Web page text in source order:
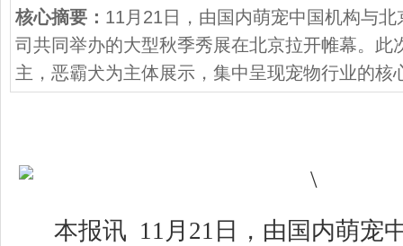
核心摘要： 11月21日，由国内萌宠中国机构与
司共同举办的大型秋季秀展在北京拉开帷幕。此
主，恶霸犬为主体展示，集中呈现宠物行业的核
本报讯 11月21日，由国内萌宠